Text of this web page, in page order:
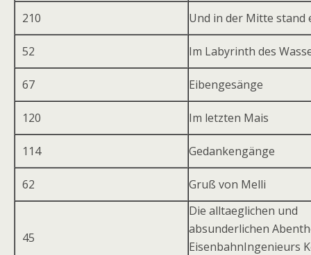
210 Und in der Mitte stand
52 Im Labyrinth des
67 Eibengesänge
120 Im letzten Mais
114 Gedankengänge
62 Gruß von Melli
45
Die alltaeglichen und
absunderlichen
Eisenbahn­Ingenieurs